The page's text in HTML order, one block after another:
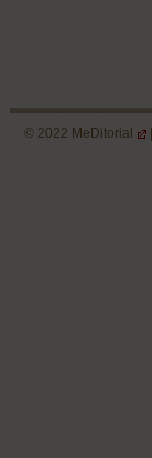
© 2022 MeDitorial |